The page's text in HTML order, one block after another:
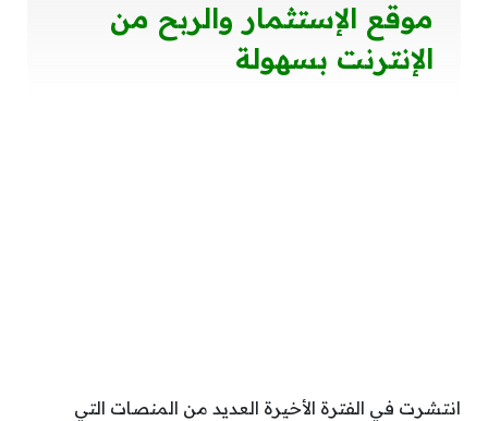
موقع الإستثمار والربح من
الإنترنت بسهولة
انتشرت في الفترة الأخيرة العديد من المنصات التي